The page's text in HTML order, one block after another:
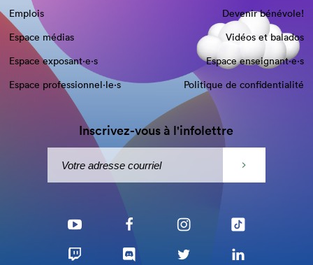
Emplois
Devenir bénévole!
Espace médias
Vidéos et balados
Espace exposant·e⋅s
Espace enseignant·e⋅s
Espace professionnel·le⋅s
Politique de confidentialité
Inscrivez-vous à l'infolettre